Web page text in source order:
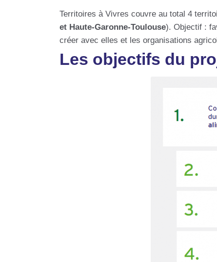
Territoires à Vivres couvre au total 4
et Haute-Garonne-Toulouse). Objectif :
créer avec elles et les organisations
Les objectifs du